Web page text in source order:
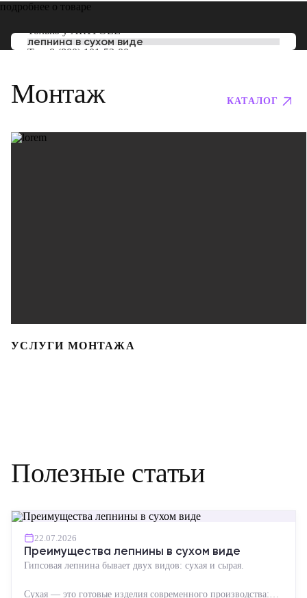
подробнее о товаре
Только уARTPOLE
лепнина в сухом виде
Тел: 8 (800) 101-53-00
Монтаж КАТАЛОГ
УСЛУГИ МОНТАЖА
Полезные статьи
22.07.2026
Преимущества лепнины в сухом виде
Гипсовая лепнина бывает двух видов: сухая и сырая.
Сухая — это готовые изделия современного производства: